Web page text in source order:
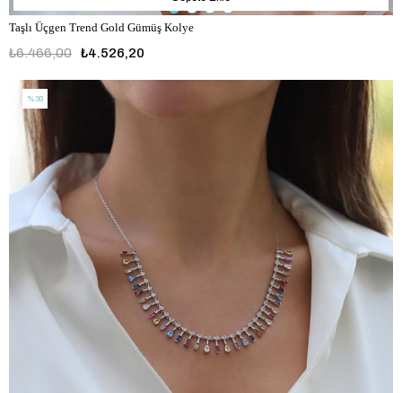
Taşlı Üçgen Trend Gold Gümüş Kolye
₺4.526,20
₺6.466,00
%30